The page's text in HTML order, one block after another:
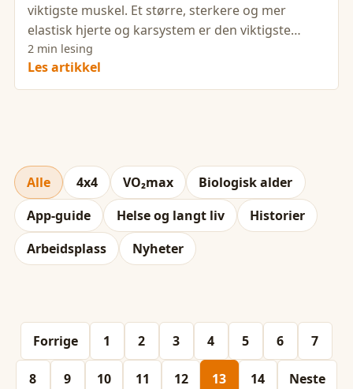
viktigste muskel. Et større, sterkere og mer
elastisk hjerte og karsystem er den viktigste
enkeltstående faktoren
2 min lesing
Les artikkel
Alle 4x4 VO₂max
Biologisk alder
App-guide
Helse og langt liv
Historier
Arbeidsplass
Nyheter
Forrige 1 2 3 4 5 6 7
8 9 10 11 12 13 14 Neste